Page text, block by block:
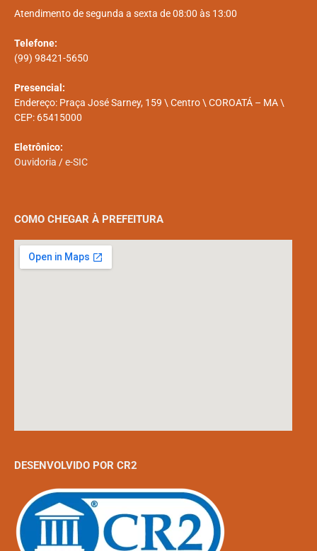
Atendimento de segunda a sexta de 08:00 às 13:00
Telefone:
(99) 98421-5650
Presencial:
Endereço: Praça José Sarney, 159 \ Centro \ COROATÁ – MA \
CEP: 65415000
Eletrônico:
Ouvidoria /e-SIC
COMO CHEGAR À PREFEITURA
DESENVOLVIDO POR CR2